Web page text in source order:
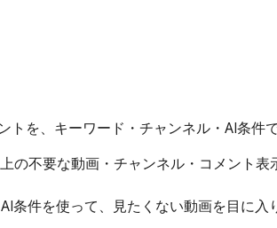
トを、キーワード・チャンネル・AI条件
の不要な動画・チャンネル・コメント表
条件を使って、見たくない動画を目に入